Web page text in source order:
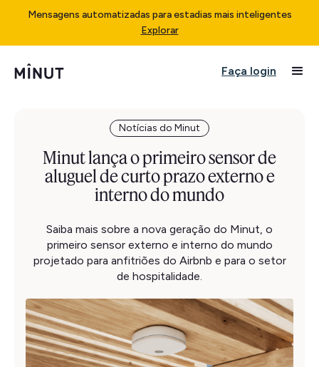
Mensagens automatizadas para estadias mais inteligentes
Explorar
Faça login
Notícias do Minut
Minut lança o primeiro sensor de
aluguel de curto prazo externo e
interno do mundo
Saiba mais sobre a nova geração do Minut, o
primeiro sensor externo e interno do mundo
projetado para anfitriões do Airbnb e para o setor
de hospitalidade.